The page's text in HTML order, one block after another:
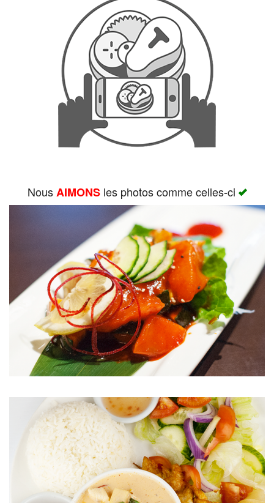
Rechercher
NousAIMONSles photos comme celles-ci